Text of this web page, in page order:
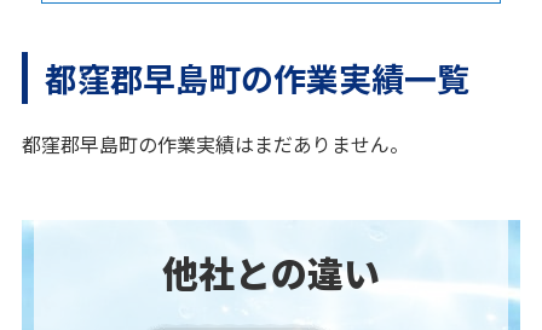
都窪郡早島町の作業実績一覧
都窪郡早島町の作業実績はまだありません。
他社との違い